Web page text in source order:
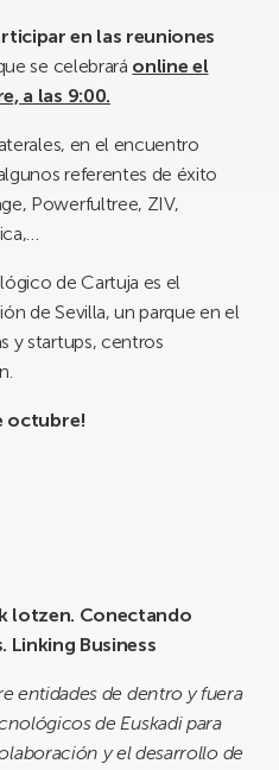
en las reuniones
se celebrará online el
a las 9:00.
en el encuentro
referentes de éxito
Powerfultree, ZIV,
de Cartuja es el
de Sevilla, un parque en el
y startups, centros
octubre!
lotzen. Conectando
Linking Business
entidades de dentro y fuera
de Euskadi para
y el desarrollo de